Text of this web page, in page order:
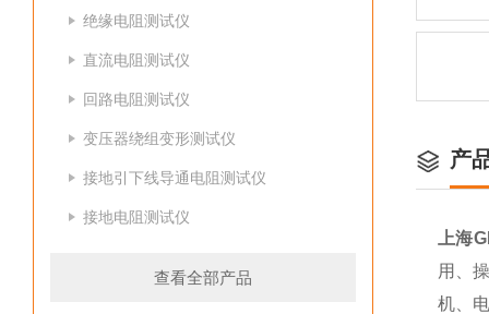
绝缘电阻测试仪
直流电阻测试仪
回路电阻测试仪
变压器绕组变形测试仪
接地引下线导通电阻测试仪
接地电阻测试仪
查看全部产品
产
上海
用、
机、